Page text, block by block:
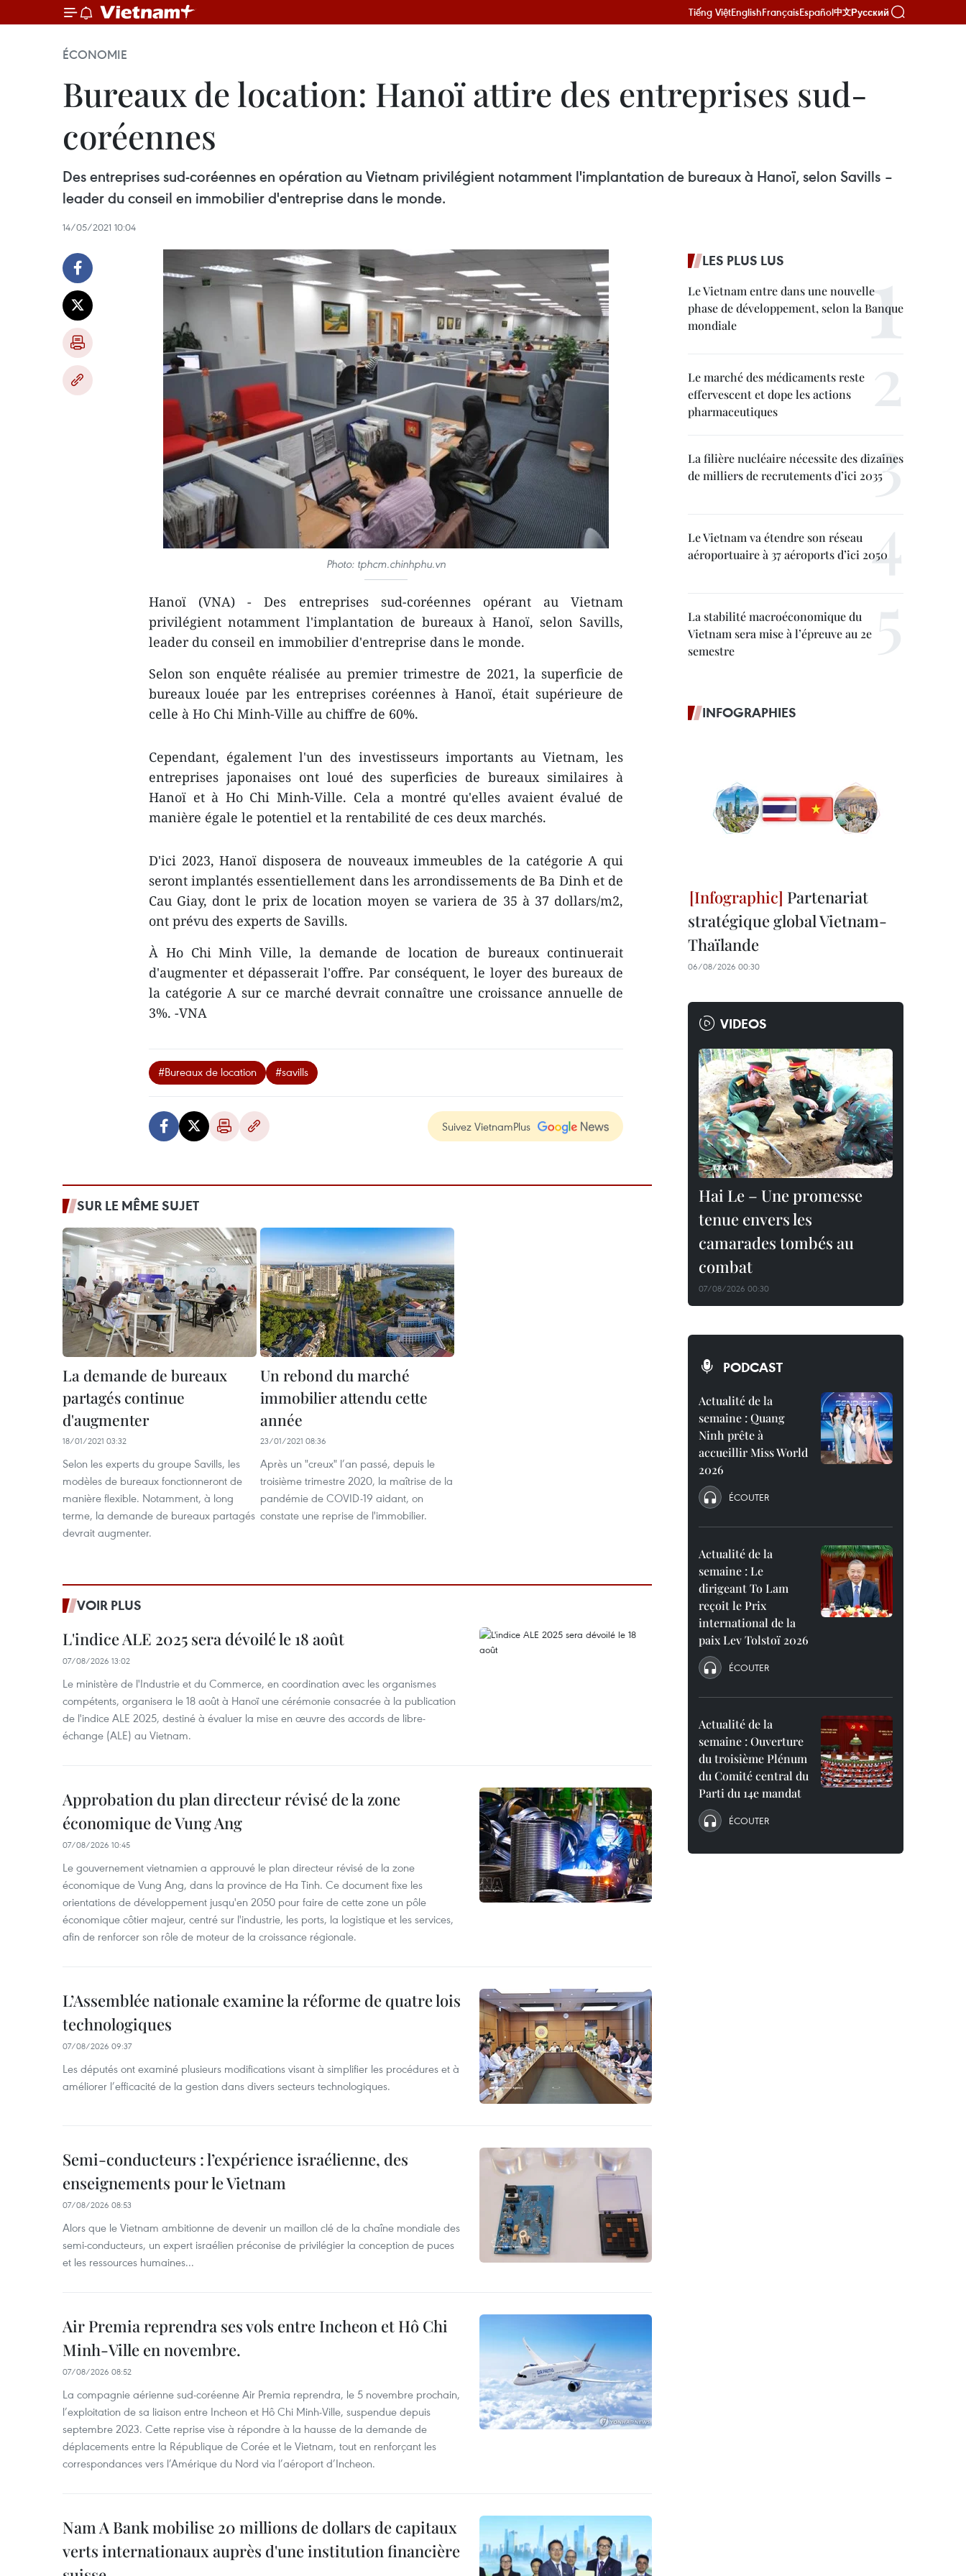
Tiếng ViệtEnglishFrançaisEspañol中文Русский
ÉCONOMIE
Bureaux de location: Hanoï attire des entreprises sud-
coréennes
Des entreprises sud-coréennes en opération au Vietnam privilégient notamment l'implantation de bureaux à Hanoï, selon Savills –
leader du conseil en immobilier d'entreprise dans le monde.
14/05/2021 10:04
Photo: tphcm.chinhphu.vn
Hanoï (VNA) - Des entreprises sud-coréennes opérant au Vietnam
privilégient notamment l'implantation de bureaux à Hanoï, selon Savills,
leader du conseil en immobilier d'entreprise dans le monde.
Selon son enquête réalisée au premier trimestre de 2021, la superficie de
bureaux louée par les entreprises coréennes à Hanoï, était supérieure de
celle à Ho Chi Minh-Ville au chiffre de 60%.
Cependant, également l'un des investisseurs importants au Vietnam, les
entreprises japonaises ont loué des superficies de bureaux similaires à
Hanoï et à Ho Chi Minh-Ville. Cela a montré qu'elles avaient évalué de
manière égale le potentiel et la rentabilité de ces deux marchés.
D'ici 2023, Hanoï disposera de nouveaux immeubles de la catégorie A qui
seront implantés essentiellement dans les arrondissements de Ba Dinh et de
Cau Giay, dont le prix de location moyen se variera de 35 à 37 dollars/m2,
ont prévu des experts de Savills.
À Ho Chi Minh Ville, la demande de location de bureaux continuerait
d'augmenter et dépasserait l'offre. Par conséquent, le loyer des bureaux de
la catégorie A sur ce marché devrait connaître une croissance annuelle de
3%. -VNA
#Bureaux de location #savills
Suivez VietnamPlus
SUR LE MÊME SUJET
La demande de bureaux
partagés continue
d'augmenter
18/01/2021 03:32
Selon les experts du groupe Savills, les
modèles de bureaux fonctionneront de
manière flexible. Notamment, à long
terme, la demande de bureaux partagés
devrait augmenter.
Un rebond du marché
immobilier attendu cette
année
23/01/2021 08:36
Après un "creux" l’an passé, depuis le
troisième trimestre 2020, la maîtrise de la
pandémie de COVID-19 aidant, on
constate une reprise de l'immobilier.
VOIR PLUS
L'indice ALE 2025 sera dévoilé le 18 août
07/08/2026 13:02
Le ministère de l'Industrie et du Commerce, en coordination avec les organismes
compétents, organisera le 18 août à Hanoï une cérémonie consacrée à la publication
de l'indice ALE 2025, destiné à évaluer la mise en œuvre des accords de libre-
échange (ALE) au Vietnam.
Approbation du plan directeur révisé de la zone
économique de Vung Ang
07/08/2026 10:45
Le gouvernement vietnamien a approuvé le plan directeur révisé de la zone
économique de Vung Ang, dans la province de Ha Tinh. Ce document fixe les
orientations de développement jusqu'en 2050 pour faire de cette zone un pôle
économique côtier majeur, centré sur l'industrie, les ports, la logistique et les services,
afin de renforcer son rôle de moteur de la croissance régionale.
L’Assemblée nationale examine la réforme de quatre lois
technologiques
07/08/2026 09:37
Les députés ont examiné plusieurs modifications visant à simplifier les procédures et à
améliorer l’efficacité de la gestion dans divers secteurs technologiques.
Semi-conducteurs : l’expérience israélienne, des
enseignements pour le Vietnam
07/08/2026 08:53
Alors que le Vietnam ambitionne de devenir un maillon clé de la chaîne mondiale des
semi-conducteurs, un expert israélien préconise de privilégier la conception de puces
et les ressources humaines...
Air Premia reprendra ses vols entre Incheon et Hô Chi
Minh-Ville en novembre.
07/08/2026 08:52
La compagnie aérienne sud-coréenne Air Premia reprendra, le 5 novembre prochain,
l’exploitation de sa liaison entre Incheon et Hô Chi Minh-Ville, suspendue depuis
septembre 2023. Cette reprise vise à répondre à la hausse de la demande de
déplacements entre la République de Corée et le Vietnam, tout en renforçant les
correspondances vers l’Amérique du Nord via l’aéroport d’Incheon.
Nam A Bank mobilise 20 millions de dollars de capitaux
verts internationaux auprès d'une institution financière
LES PLUS LUS
Le Vietnam entre dans une nouvelle
phase de développement, selon la Banque
mondiale
Le marché des médicaments reste
effervescent et dope les actions
pharmaceutiques
La filière nucléaire nécessite des dizaines
de milliers de recrutements d’ici 2035
Le Vietnam va étendre son réseau
aéroportuaire à 37 aéroports d’ici 2050
La stabilité macroéconomique du
Vietnam sera mise à l’épreuve au 2e
semestre
INFOGRAPHIES
Partenariat
stratégique global Vietnam-
Thaïlande
06/08/2026 00:30
VIDEOS
Hai Le – Une promesse
tenue envers les
camarades tombés au
combat
07/08/2026 00:30
PODCAST
Actualité de la
semaine : Quang
Ninh prête à
accueillir Miss World
2026
ÉCOUTER
Actualité de la
semaine : Le
dirigeant To Lam
reçoit le Prix
international de la
paix Lev Tolstoï 2026
ÉCOUTER
Actualité de la
semaine : Ouverture
du troisième Plénum
du Comité central du
Parti du 14e mandat
ÉCOUTER